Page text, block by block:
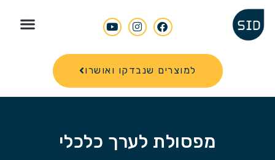
למוצרים שנבדקו ואושרו
מפסולת לערך כלכלי